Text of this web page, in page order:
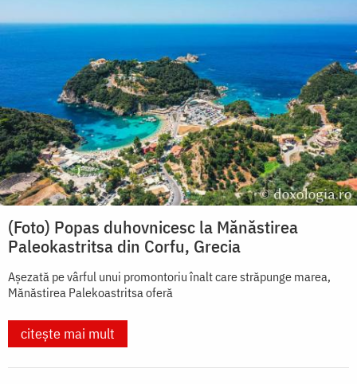
(Foto) Popas duhovnicesc la Mănăstirea
Paleokastritsa din Corfu, Grecia
Așezată pe vârful unui promontoriu înalt care străpunge marea,
Mănăstirea Palekoastritsa oferă
citește mai mult